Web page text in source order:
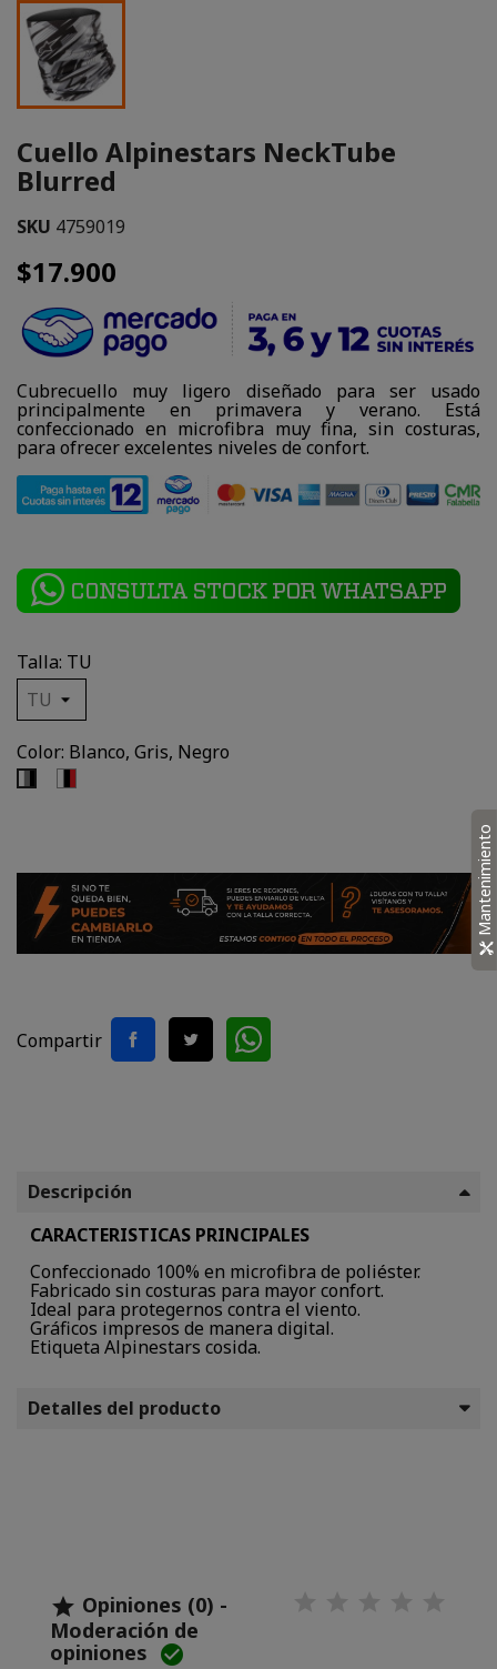
Cuello Alpinestars NeckTube
Blurred
SKU 4759019
$17.900
Cubrecuello muy ligero diseñado para ser usado
principalmente en primavera y verano. Está
confeccionado en microfibra muy fina, sin costuras,
para ofrecer excelentes niveles de confort.
Talla: TU
Color: Blanco, Gris, Negro
Compartir
Descripción
CARACTERISTICAS PRINCIPALES
Confeccionado 100% en microfibra de poliéster.
Fabricado sin costuras para mayor confort.
Ideal para protegernos contra el viento.
Gráficos impresos de manera digital.
Etiqueta Alpinestars cosida.
Detalles del producto
 Opiniones (0) -
Moderación de
opiniones 
Mantenimiento